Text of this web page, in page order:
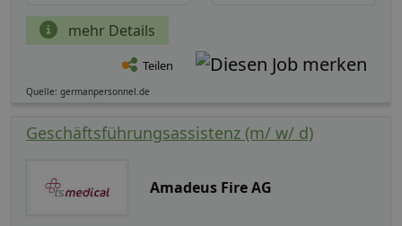
mehr Details
Teilen
Quelle: germanpersonnel.de
Geschäftsführungsassistenz (m/ w/ d)
Amadeus Fire AG